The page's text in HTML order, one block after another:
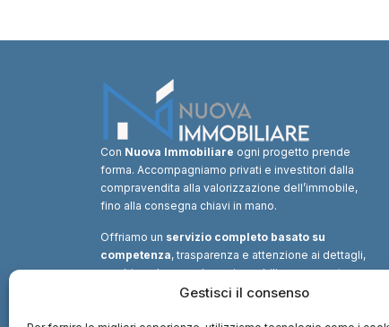
Gestisci il consenso
Con Nuova Immobiliare ogni progetto prende
forma. Accompagniamo privati e investitori dalla
compravendita alla valorizzazione dell’immobile,
fino alla consegna chiavi in mano.
Offriamo un servizio completo basato su
competenza, trasparenza e attenzione ai dettagli,
combinando consulenza immobiliare, supporto
tecnico e soluzioni finanziarie.Un unico